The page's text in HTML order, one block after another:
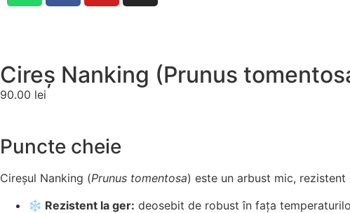
Cireș Nanking (Prunus
90.00 lei
Puncte cheie
Cireșul Nanking (Prunus tomentosa) este un arbust mic,
❄ Rezistent la ger: deosebit de robust în fața